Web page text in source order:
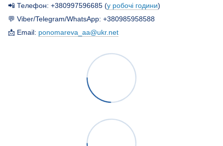
📲 Телефон: +380997596685 (у робочі години)
💬 Viber/Telegram/WhatsApp: +380985958588
📩 Email: ponomareva_aa@ukr.net